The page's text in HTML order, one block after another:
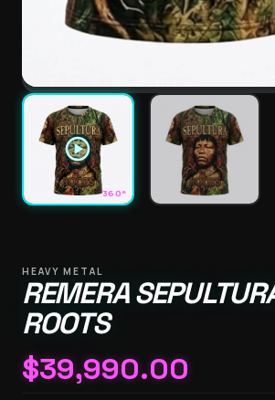
play_circle
360°
HEAVY METAL
REMERA
ROOTS
$39,990.00